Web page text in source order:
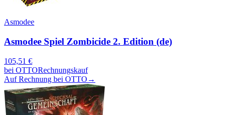
Asmodee
Asmodee Spiel Zombicide 2. Edition (de)
105,51 €
bei OTTORechnungskauf
Auf Rechnung bei OTTO →